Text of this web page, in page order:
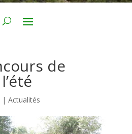
de
| Actualités